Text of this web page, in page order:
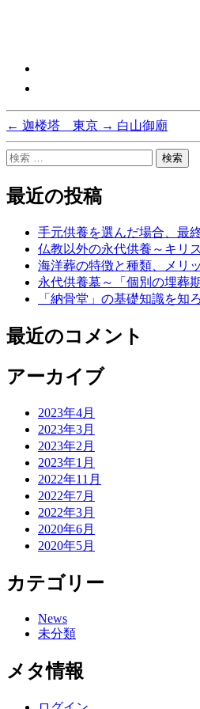
← 迦楼塔 東京 → 白山御廟
検
対
象:
最近の投稿
手元供養を選んだ場合、最
仏教以外の永代供養～キリ
海洋葬の特徴と種類、メリ
永代供養墓～「個別の埋葬
「納骨堂」の基礎知識を知
最近のコメント
アーカイブ
2023年4月
2023年3月
2023年2月
2023年1月
2022年11月
2022年7月
2022年3月
2020年6月
2020年5月
カテゴリー
News
未分類
メタ情報